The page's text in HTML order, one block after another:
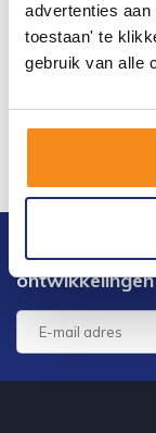
advertenties
toestaan' te
gebruik van alle
Blijf op de
ontwikkelingen